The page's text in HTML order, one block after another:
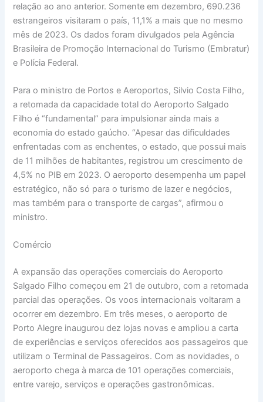
relação ao ano anterior. Somente em dezembro, 690.236
estrangeiros visitaram o país, 11,1% a mais que no mesmo
mês de 2023. Os dados foram divulgados pela Agência
Brasileira de Promoção Internacional do Turismo (Embratur)
e Polícia Federal.
Para o ministro de Portos e Aeroportos, Silvio Costa Filho,
a retomada da capacidade total do Aeroporto Salgado
Filho é “fundamental” para impulsionar ainda mais a
economia do estado gaúcho. “Apesar das dificuldades
enfrentadas com as enchentes, o estado, que possui mais
de 11 milhões de habitantes, registrou um crescimento de
4,5% no PIB em 2023. O aeroporto desempenha um papel
estratégico, não só para o turismo de lazer e negócios,
mas também para o transporte de cargas”, afirmou o
ministro.
Comércio
A expansão das operações comerciais do Aeroporto
Salgado Filho começou em 21 de outubro, com a retomada
parcial das operações. Os voos internacionais voltaram a
ocorrer em dezembro. Em três meses, o aeroporto de
Porto Alegre inaugurou dez lojas novas e ampliou a carta
de experiências e serviços oferecidos aos passageiros que
utilizam o Terminal de Passageiros. Com as novidades, o
aeroporto chega à marca de 101 operações comerciais,
entre varejo, serviços e operações gastronômicas.